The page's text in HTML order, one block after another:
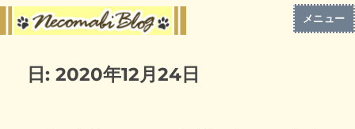
メニュー
日:2020年12月24日